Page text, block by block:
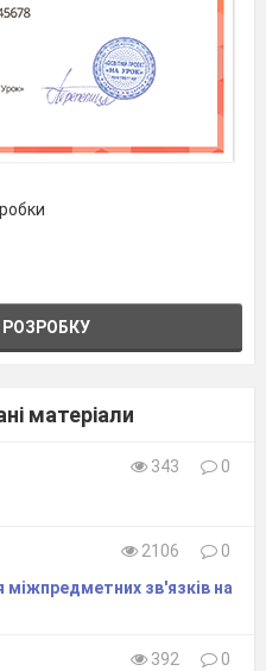
матеріали
343
0
2106
0
міжпредметних зв'язків на
392
0